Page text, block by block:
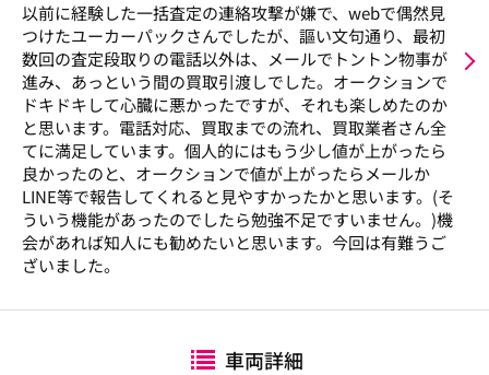
以前に経験した一括査定の連絡攻撃が嫌で、webで偶然見
つけたユーカーパックさんでしたが、謳い文句通り、最初
数回の査定段取りの電話以外は、メールでトントン物事が
進み、あっという間の買取引渡しでした。オークションで
ドキドキして心臓に悪かったですが、それも楽しめたのか
と思います。電話対応、買取までの流れ、買取業者さん全
てに満足しています。個人的にはもう少し値が上がったら
良かったのと、オークションで値が上がったらメールか
LINE等で報告してくれると見やすかったかと思います。(そ
ういう機能があったのでしたら勉強不足ですいません。)機
会があれば知人にも勧めたいと思います。今回は有難うご
ざいました。
車両詳細